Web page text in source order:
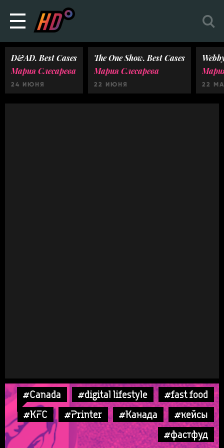
D&AD. Best Cases
Мария Слесарева
24 ИЮНЯ
The One Show. Best Cases
Мария Слесарева
22 ИЮНЯ 22
#Canada #digital lifestyle
#fast food
#KFC
#Printer #Канада
#кейсы
#фастфуд